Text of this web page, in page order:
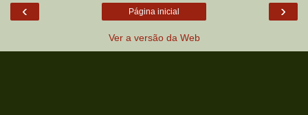
‹ ›
Página inicial
Ver a versão da Web